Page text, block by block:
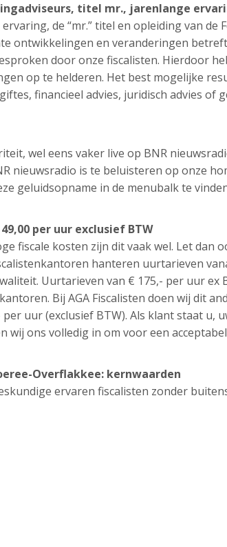
titel mr., jarenlange
de “mr.” titel en opleiding van de
ontwikkelingen en veranderingen
door onze fiscalisten. Hierdoor
op te helderen. Het best mogelijke
financieel advies, juridisch advies of
wel eens vaker live op BNR
nieuwsradio is te beluisteren op onze
geluidsopname in de menubalk te
per uur exclusief BTW
fiscale kosten zijn dit vaak wel. Let dan
hanteren uurtarieven
Uurtarieven van € 175,- per uur ex
Bij AGA Fiscalisten doen wij dit
uur (exclusief BTW). Als klant staat u,
ons volledig in om voor een
Overflakkee: kernwaarden
ervaren fiscalisten zonder